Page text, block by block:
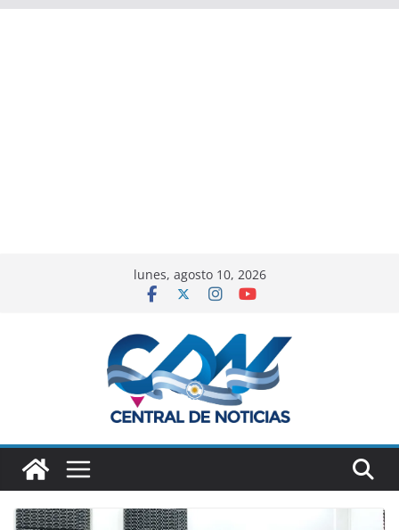
lunes, agosto 10, 2026